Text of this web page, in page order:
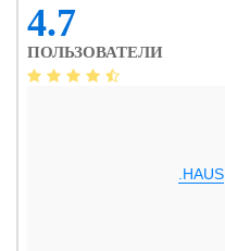
4.7
ПОЛЬЗОВАТЕЛИ
.HAUS